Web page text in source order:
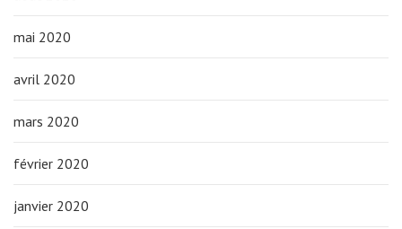
mai 2020
avril 2020
mars 2020
février 2020
janvier 2020